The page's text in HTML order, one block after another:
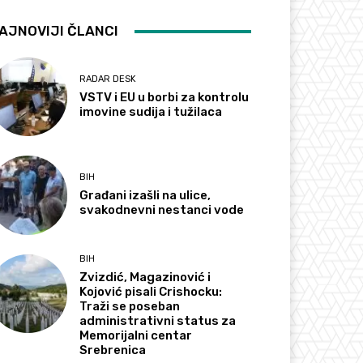
ČLANCI
RADAR DESK
VSTV i EU u borbi za kontrolu
imovine sudija i tužilaca
BIH
Građani izašli na ulice,
svakodnevni nestanci vode
BIH
Zvizdić, Magazinović i
Kojović pisali Crishocku:
Traži se poseban
administrativni status za
Memorijalni centar
Srebrenica